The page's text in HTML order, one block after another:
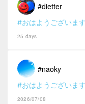
#dietter
#おはようございます
25 days
#naoky
#おはようございます
2026/07/08